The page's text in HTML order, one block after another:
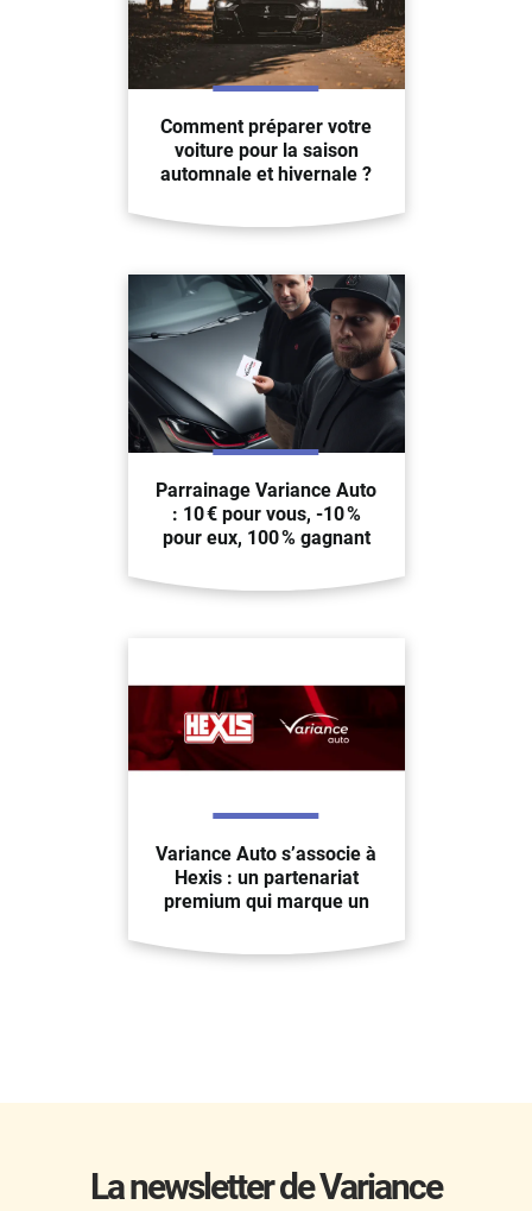
Comment préparer votre
voiture pour la saison
automnale et hivernale ?
Parrainage Variance Auto
: 10 € pour vous, -10 %
pour eux, 100 % gagnant
Variance Auto s’associe à
Hexis : un partenariat
premium qui marque un
La newsletter de Variance